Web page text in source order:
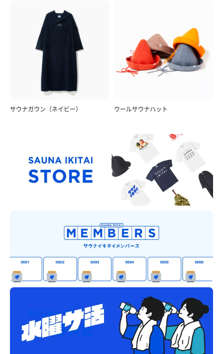
サウナガウン（ネイビー） ウールサウナハット